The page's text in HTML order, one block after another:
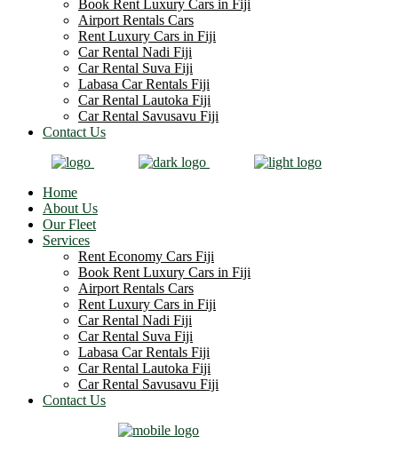
Book Rent Luxury Cars in Fiji
Airport Rentals Cars
Rent Luxury Cars in Fiji
Car Rental Nadi Fiji
Car Rental Suva Fiji
Labasa Car Rentals Fiji
Car Rental Lautoka Fiji
Car Rental Savusavu Fiji
Contact Us
Home
About Us
Our Fleet
Services
Rent Economy Cars Fiji
Book Rent Luxury Cars in Fiji
Airport Rentals Cars
Rent Luxury Cars in Fiji
Car Rental Nadi Fiji
Car Rental Suva Fiji
Labasa Car Rentals Fiji
Car Rental Lautoka Fiji
Car Rental Savusavu Fiji
Contact Us